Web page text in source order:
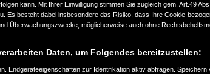
kann. Mit Ihrer Einwilligung stimmen Sie zugleich gem. Art.49
Es besteht dabei insbesondere das Risiko, dass Ihre Cookie-
Überwachungszwecke, möglicherweise auch ohne
Daten, um Folgendes bereitzustellen:
Endgeräteeigenschaften zur Identifikation aktiv abfragen. Speichern